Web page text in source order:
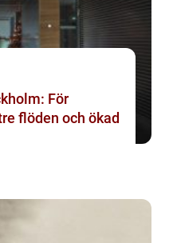
För
flöden och ökad